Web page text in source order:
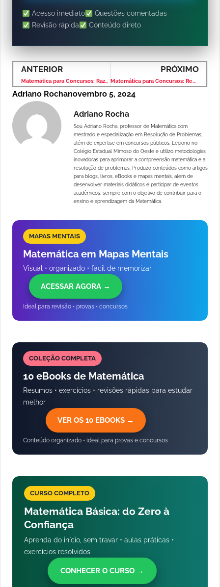
Acesso imediato
Questões comentadas
Revisão rápida
Conteúdo direto
ANTERIOR
Matemática para Concursos: Razão e Proporção – Banca IBFC – Nível Médio
PRÓXIMO
Matemática para Concursos: Regra de Três – Banca IBFC – Nível Médio
Adriano Rochanovembro 5, 2024
Adriano Rocha
Sou Adriano Rocha, professor de Matemática com
mestrado e especialização em Resolução de Problemas,
além de expertise em concursos públicos. Leciono no
Colégio Estadual Mimoso do Oeste e utilizo metodologias
inovadoras para aprimorar a compreensão matemática e a
resolução de problemas. Produzo conteúdos como artigos
para blogs, livros, eBooks e mapas mentais, além de
desenvolver materiais didáticos e participar de eventos
acadêmicos, sempre com o objetivo de contribuir para o
ensino e aprendizagem da Matemática.
MAPAS MENTAIS
Matemática em Mapas Mentais
Visual • organizado • fácil de memorizar
ACESSAR AGORA →
Ideal para revisão • provas • concursos
COLEÇÃO COMPLETA
10 eBooks de Matemática
Resumos • exercícios • revisões rápidas para estudar
melhor
VER OS 10 EBOOKS →
Conteúdo organizado • ideal para provas e concursos
CURSO COMPLETO
Matemática Básica: do Zero à
Confiança
Aprenda do início, sem travar • aulas práticas •
exercícios resolvidos
CONHECER O CURSO →